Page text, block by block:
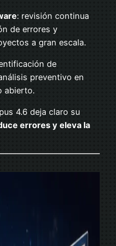
: revisión continua
de errores y
a gran escala.
de
preventivo en
abierto.
4.6 deja claro su
errores y eleva la